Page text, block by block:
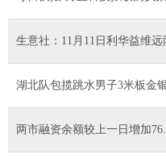
生意社：11月11日利华益维
湖北队包揽跳水男子3米板金
两市融资余额较上一日增加